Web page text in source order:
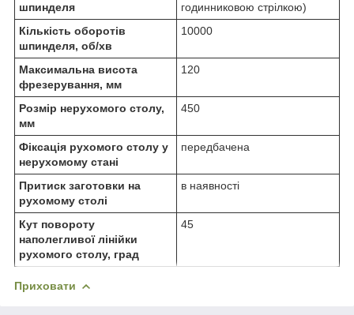
шпинделя
годинниковою стрілкою)
Кількість оборотів
шпинделя, об/хв
10000
Максимальна висота
фрезерування, мм
120
Розмір нерухомого столу,
мм
450
Фіксація рухомого столу у
нерухомому стані
передбачена
Притиск заготовки на
рухомому столі
в наявності
Кут повороту
наполегливої лінійки
рухомого столу, град
45
Приховати